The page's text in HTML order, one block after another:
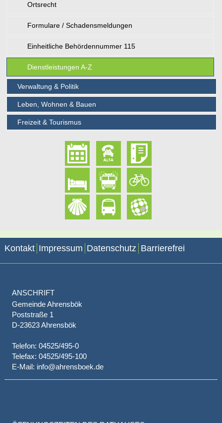
Ortsrecht
Formulare / Schadensmeldungen
Einheitliche Behördennummer 115
Dienstleistungen A-Z
Verwaltung & Politik
Leben, Wohnen & Bauen
Freizeit & Tourismus
Kontakt Impressum Datenschutz Barrierefrei
ANSCHRIFT
Gemeinde Ahrensbök
Poststraße 1
D-23623 Ahrensbök
Telefon: 04525/495-0
Telefax: 04525/495-100
E-Mail: info@ahrensboek.de